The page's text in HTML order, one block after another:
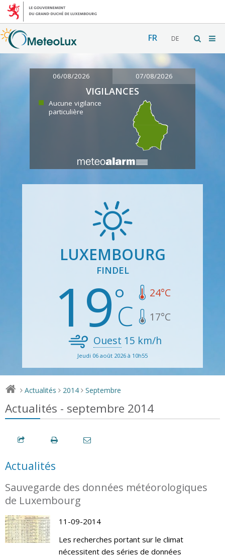
FR DE
06/08/2026 07/08/2026
VIGILANCES
Aucune vigilance
particulière
LUXEMBOURG
FINDEL
19 24°C
17°C
Ouest 15 km/h
Jeudi 06 août 2026 à 10h55
> Actualités > 2014 > Septembre
Actualités - septembre 2014
Actualités
Sauvegarde des données météorologiques
de Luxembourg
11-09-2014
Les recherches portant sur le climat
nécessitent des séries de données